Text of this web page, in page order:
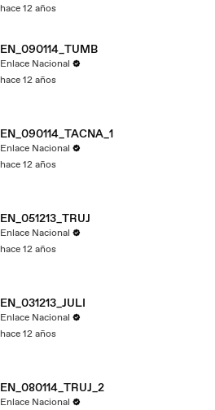
hace 12 años
EN_090114_TUMB
Enlace Nacional
hace 12 años
EN_090114_TACNA_1
Enlace Nacional
hace 12 años
EN_051213_TRUJ
Enlace Nacional
hace 12 años
EN_031213_JULI
Enlace Nacional
hace 12 años
EN_080114_TRUJ_2
Enlace Nacional